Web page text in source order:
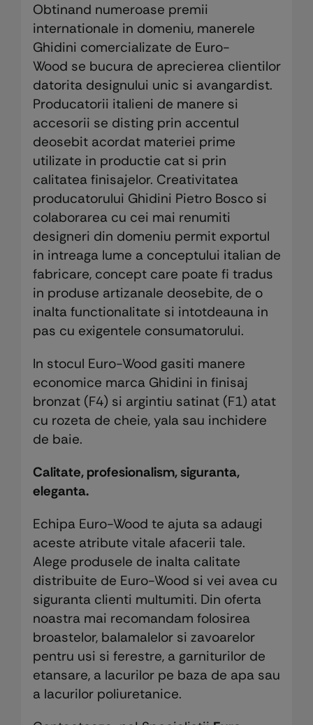
Obtinand numeroase premii
internationale in domeniu, manerele
Ghidini comercializate de Euro-
Wood se bucura de aprecierea clientilor
datorita designului unic si avangardist.
Producatorii italieni de manere si
accesorii se disting prin accentul
deosebit acordat materiei prime
utilizate in productie cat si prin
calitatea finisajelor. Creativitatea
producatorului Ghidini Pietro Bosco si
colaborarea cu cei mai renumiti
designeri din domeniu permit exportul
in intreaga lume a conceptului italian de
fabricare, concept care poate fi tradus
in produse artizanale deosebite, de o
inalta functionalitate si intotdeauna in
pas cu exigentele consumatorului.
In stocul Euro-Wood gasiti manere
economice marca Ghidini in finisaj
bronzat (F4) si argintiu satinat (F1) atat
cu rozeta de cheie, yala sau inchidere
de baie.
Calitate, profesionalism, siguranta,
eleganta.
Echipa Euro-Wood te ajuta sa adaugi
aceste atribute vitale afacerii tale.
Alege produsele de inalta calitate
distribuite de Euro-Wood si vei avea cu
siguranta clienti multumiti. Din oferta
noastra mai recomandam folosirea
broastelor, balamalelor si zavoarelor
pentru usi si ferestre, a garniturilor de
etansare, a lacurilor pe baza de apa sau
a lacurilor poliuretanice.